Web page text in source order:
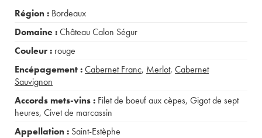
Région : Bordeaux
Domaine :Château Calon Ségur
Couleur : rouge
Encépagement :Cabernet Franc, Merlot, Cabernet
Sauvignon
Accords mets-vins : Filet de boeuf aux cèpes, Gigot de sept
heures, Civet de marcassin
Appellation : Saint-Estèphe